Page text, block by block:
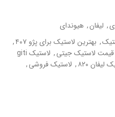
, لیفان, هیوندای
, بهترین لاستیک برای پژو ۴۰۷
,
قیمت لاستیک جیتی,
لاستیک giti
۸۲۰ , لاستیک فروشی,